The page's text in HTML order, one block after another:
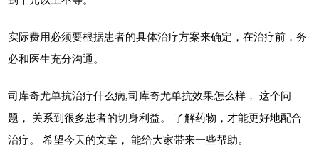
实际费用必须要根据患者的具体治疗方案来确定，在治疗前，务
必和医生充分沟通。
司库奇尤单抗治疗什么病,司库奇尤单抗效果怎么样， 这个问
题， 关系到很多患者的切身利益。 了解药物，才能更好地配合
治疗。 希望今天的文章， 能给大家带来一些帮助。